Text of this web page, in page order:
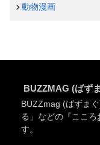
動物漫画
BUZZMAG (ばず
BUZZmag (ばずま
る」などの『ここ
す。